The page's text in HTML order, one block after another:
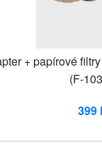
+ papírové
(F-
399